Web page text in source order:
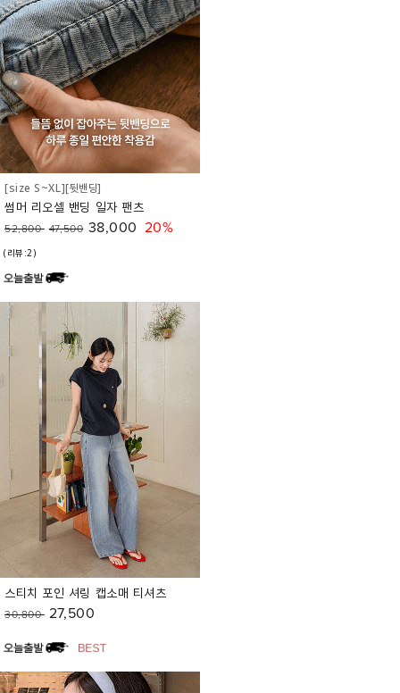
[size S~XL][뒷밴딩]
썸머 리오셀 밴딩 일자 팬츠
52,800 47,500 38,000 20%
(리뷰:2)
스티치 포인 셔링 캡소매 티셔츠
30,800 27,500